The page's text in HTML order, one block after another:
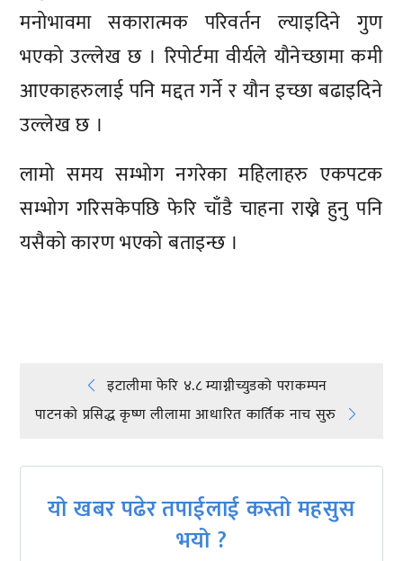
मनोभावमा सकारात्मक परिवर्तन ल्याइदिने गुण
भएको उल्लेख छ । रिपोर्टमा वीर्यले यौनेच्छामा कमी
आएकाहरुलाई पनि मद्दत गर्ने र यौन इच्छा बढाइदिने
उल्लेख छ ।
लामो समय सम्भोग नगरेका महिलाहरु एकपटक
सम्भोग गरिसकेपछि फेरि चाँडै चाहना राख्ने हुनु पनि
यसैको कारण भएको बताइन्छ ।
Post
navigation
इटालीमा फेरि ४.८ म्याग्नीच्युडको पराकम्पन
​पाटनको प्रसिद्ध कृष्ण लीलामा आधारित कार्तिक नाच सुरु
यो खबर पढेर तपाईलाई कस्तो महसुस
भयो ?